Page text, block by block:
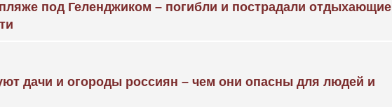
под Геленджиком – погибли и пострадали отдыхающие
дачи и огороды россиян – чем они опасны для людей и